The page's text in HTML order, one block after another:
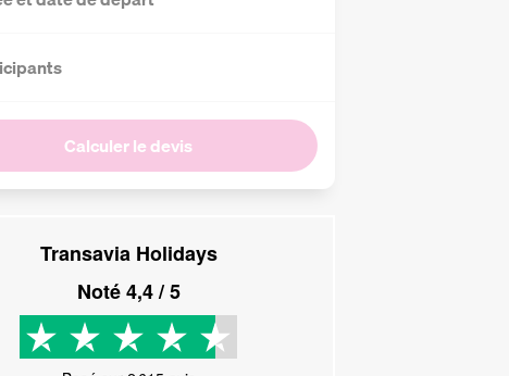
Calculer le devis
Transavia Holidays
Noté4,4/ 5